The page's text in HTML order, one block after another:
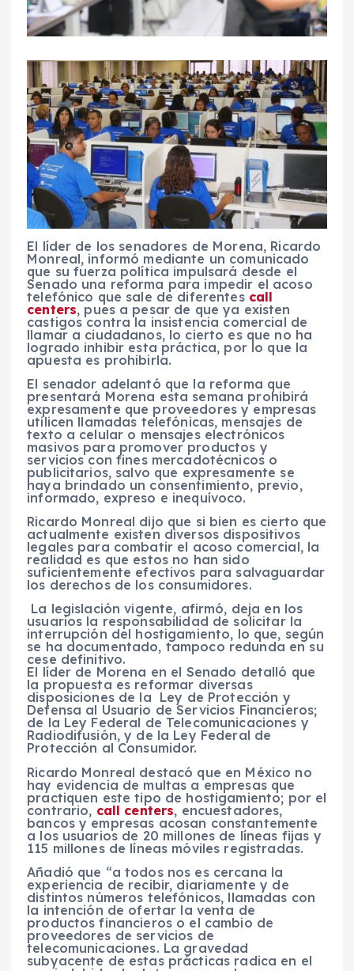
El líder de los senadores de Morena, Ricardo
Monreal, informó mediante un comunicado
que su fuerza política impulsará desde el
Senado una reforma para impedir el acoso
telefónico que sale de diferentes call
centers, pues a pesar de que ya existen
castigos contra la insistencia comercial de
llamar a ciudadanos, lo cierto es que no ha
logrado inhibir esta práctica, por lo que la
apuesta es prohibirla.
El senador adelantó que la reforma que
presentará Morena esta semana prohibirá
expresamente que proveedores y empresas
utilicen llamadas telefónicas, mensajes de
texto a celular o mensajes electrónicos
masivos para promover productos y
servicios con fines mercadotécnicos o
publicitarios, salvo que expresamente se
haya brindado un consentimiento, previo,
informado, expreso e inequívoco.
Ricardo Monreal dijo que si bien es cierto que
actualmente existen diversos dispositivos
legales para combatir el acoso comercial, la
realidad es que estos no han sido
suficientemente efectivos para salvaguardar
los derechos de los consumidores.
La legislación vigente, afirmó, deja en los
usuarios la responsabilidad de solicitar la
interrupción del hostigamiento, lo que, según
se ha documentado, tampoco redunda en su
cese definitivo.
El líder de Morena en el Senado detalló que
la propuesta es reformar diversas
disposiciones de la Ley de Protección y
Defensa al Usuario de Servicios Financieros;
de la Ley Federal de Telecomunicaciones y
Radiodifusión, y de la Ley Federal de
Protección al Consumidor.
Ricardo Monreal destacó que en México no
hay evidencia de multas a empresas que
practiquen este tipo de hostigamiento; por el
contrario, call centers, encuestadores,
bancos y empresas acosan constantemente
a los usuarios de 20 millones de líneas fijas y
115 millones de líneas móviles registradas.
Añadió que “a todos nos es cercana la
experiencia de recibir, diariamente y de
distintos números telefónicos, llamadas con
la intención de ofertar la venta de
productos financieros o el cambio de
proveedores de servicios de
telecomunicaciones. La gravedad
subyacente de estas prácticas radica en el